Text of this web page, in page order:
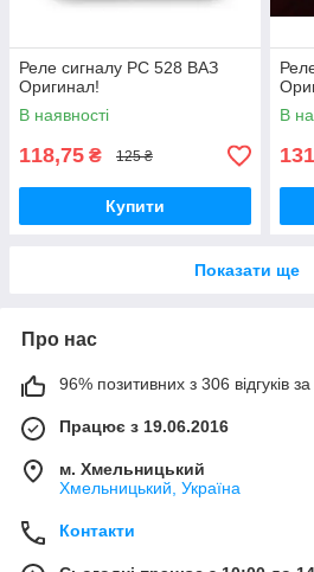
Реле сигналу РС 528 ВАЗ
Оригинал!
В наявності
118,75 ₴ 125 ₴
Купити
В
Показати ще
Про нас
96% позитивних з 306 відгуків за
Працює з 19.06.2016
м. Хмельницький
Хмельницький, Україна
Контакти